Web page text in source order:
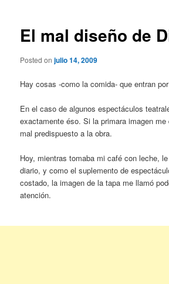
El mal diseño de
Posted onjulio 14, 2009
Hay cosas -como la comida- que entran
En el caso de algunos espectáculos
exactamente éso. Si la primara imagen me
mal predispuesto a la obra.
Hoy, mientras tomaba mi café con leche,
diario, y como el suplemento de
costado, la imagen de la tapa me llamó
atención.